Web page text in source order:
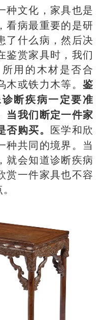
种文化，家具也是
看病最重要的是研
了什么病，然后决
鉴赏家具时，我们
用的木材是否合
木或铁力木等。鉴
断疾病一定要准
当我们断定一件家
购买。 医学和欣
种共同的境界。当
就会知道诊断疾病
赏一件家具也不容